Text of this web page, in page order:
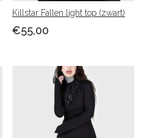
Killstar Fallen light top (zwart)
€55,00